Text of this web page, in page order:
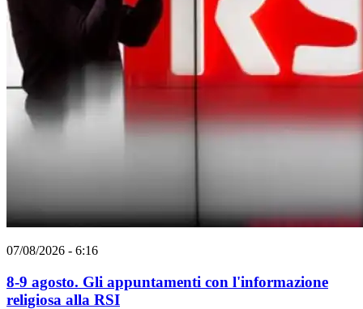
07/08/2026 - 6:16
8-9 agosto. Gli appuntamenti con l'informazione
religiosa alla RSI